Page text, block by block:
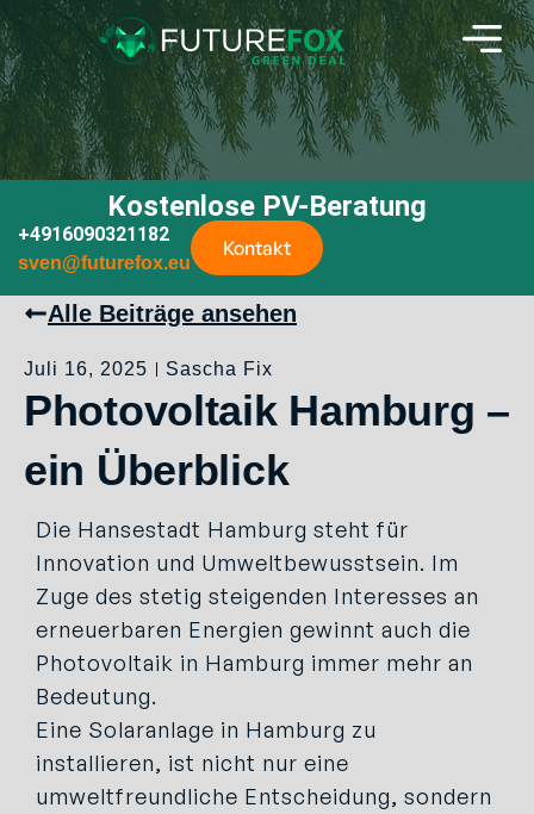
Alle Beiträge ansehen
Juli 16, 2025 Sascha Fix
Photovoltaik Hamburg –
ein Überblick
Die Hansestadt Hamburg steht für
Innovation und Umweltbewusstsein. Im
Zuge des stetig steigenden Interesses an
erneuerbaren Energien gewinnt auch die
Photovoltaik in Hamburg immer mehr an
Bedeutung.
Eine Solaranlage in Hamburg zu
installieren, ist nicht nur eine
umweltfreundliche Entscheidung, sondern
Kostenlose PV-Beratung
+4916090321182
sven@futurefox.eu
Kontakt